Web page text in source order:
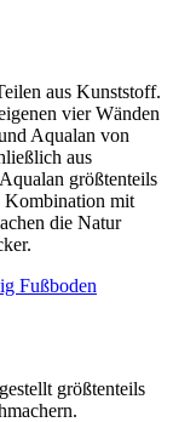
aus Kunststoff.
vier Wänden
Aqualan von
aus
größtenteils
Kombination mit
die Natur
größtenteils